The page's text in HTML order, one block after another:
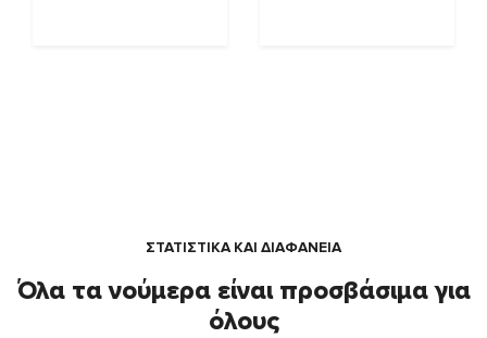
ΣΤΑΤΙΣΤΙΚΑ ΚΑΙ ΔΙΑΦΑΝΕΙΑ
Όλα τα νούμερα είναι προσβάσιμα για
όλους